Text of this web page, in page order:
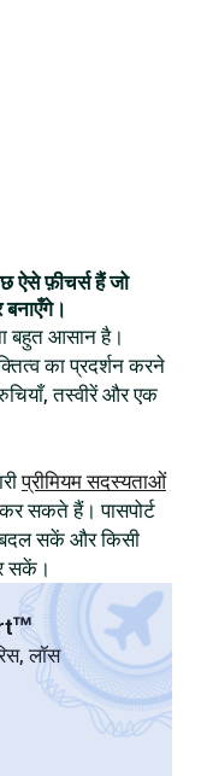
ऐसे फ़ीचर्स हैं जो
बहुत आसान है।
का प्रदर्शन करने
तस्वीरें और एक
प्रीमियम सदस्यताओं
सकते हैं। पासपोर्ट
सकें और किसी
सकें।
लॉस